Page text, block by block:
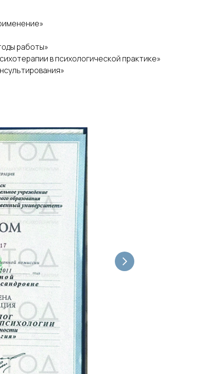
работы»
в психологической практике»